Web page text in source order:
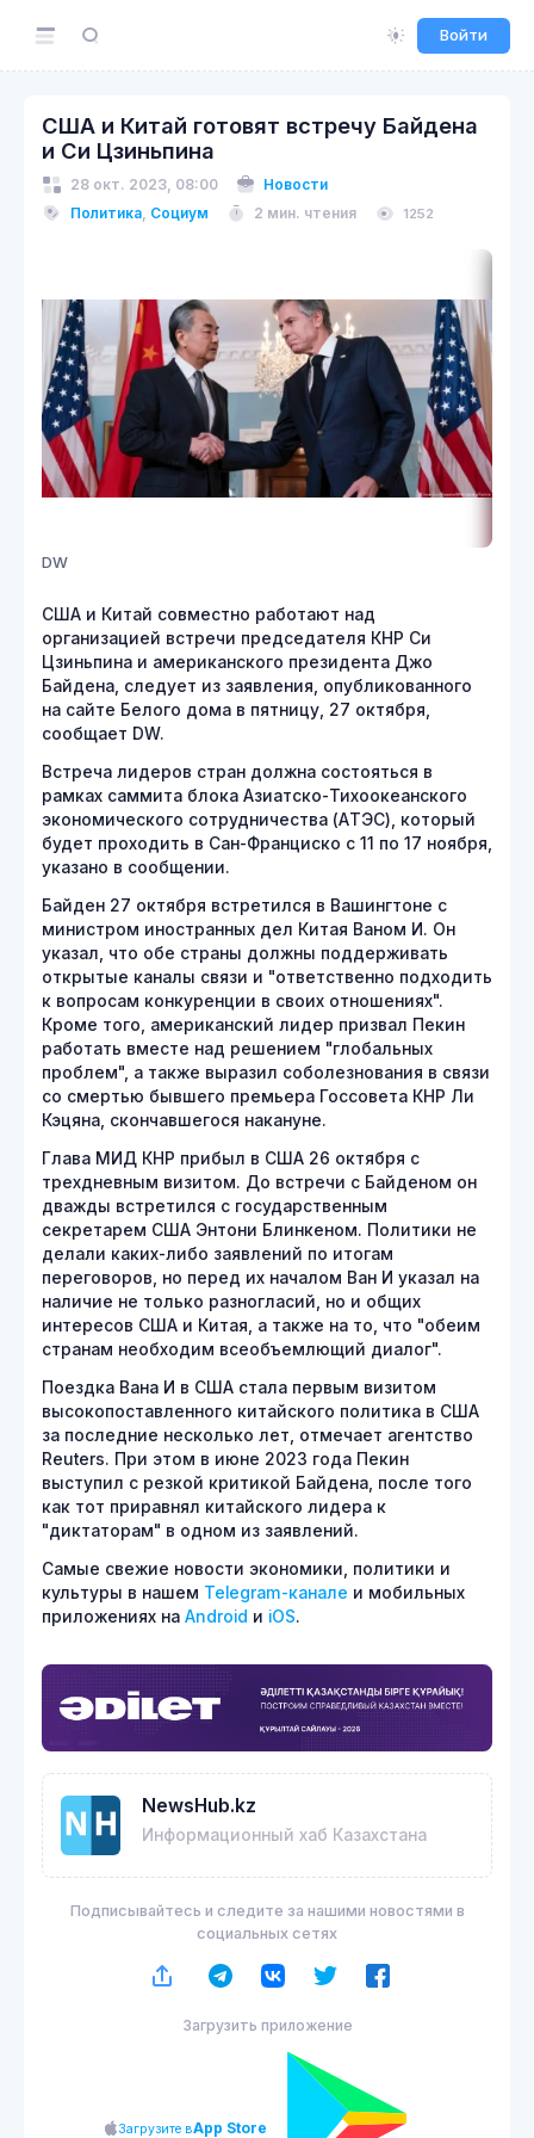
Войти
США и Китай готовят встречу Байдена
и Си Цзиньпина
28 окт. 2023, 08:00
Новости
Политика, Социум 2 мин. чтения 1252
DW
США и Китай совместно работают над
организацией встречи председателя КНР Си
Цзиньпина и американского президента Джо
Байдена, следует из заявления, опубликованного
на сайте Белого дома в пятницу, 27 октября,
сообщает DW.
Встреча лидеров стран должна состояться в
рамках саммита блока Азиатско-Тихоокеанского
экономического сотрудничества (AТЭС), который
будет проходить в Сан-Франциско с 11 по 17 ноября,
указано в сообщении.
Байден 27 октября встретился в Вашингтоне с
министром иностранных дел Китая Ваном И. Он
указал, что обе страны должны поддерживать
открытые каналы связи и "ответственно подходить
к вопросам конкуренции в своих отношениях".
Кроме того, американский лидер призвал Пекин
работать вместе над решением "глобальных
проблем", а также выразил соболезнования в связи
со смертью бывшего премьера Госсовета КНР Ли
Кэцяна, скончавшегося накануне.
Глава МИД КНР прибыл в США 26 октября с
трехдневным визитом. До встречи с Байденом он
дважды встретился с государственным
секретарем США Энтони Блинкеном. Политики не
делали каких-либо заявлений по итогам
переговоров, но перед их началом Ван И указал на
наличие не только разногласий, но и общих
интересов США и Китая, а также на то, что "обеим
странам необходим всеобъемлющий диалог".
Поездка Вана И в США стала первым визитом
высокопоставленного китайского политика в США
за последние несколько лет, отмечает агентство
Reuters. При этом в июне 2023 года Пекин
выступил с резкой критикой Байдена, после того
как тот приравнял китайского лидера к
"диктаторам" в одном из заявлений.
Самые свежие новости экономики, политики и
культуры в нашем Telegram-канале и мобильных
приложениях на Android и iOS.
NewsHub.kz
Информационный хаб Казахстана
Подписывайтесь и следите за нашими новостями в
социальных сетях
Загрузить приложение
Загрузите вApp Store